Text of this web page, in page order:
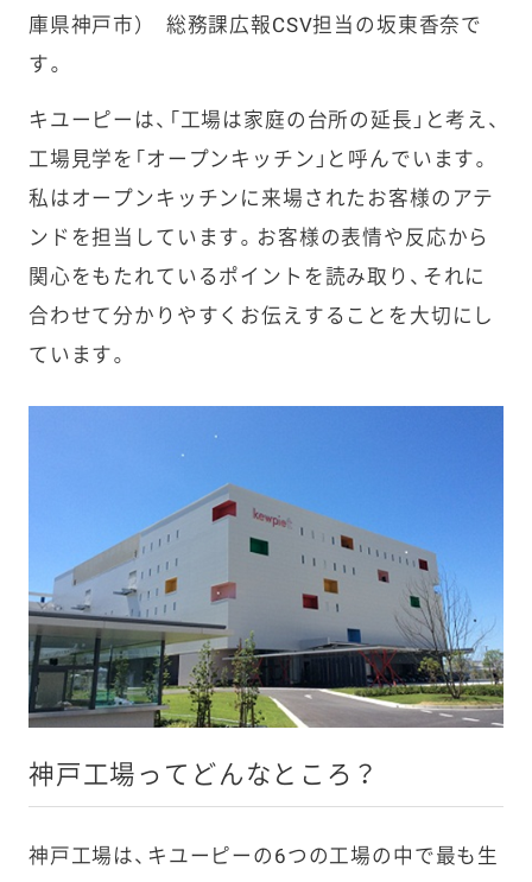
庫県神戸市） 総務課広報CSV担当の坂東香奈で
す。
キユーピーは、「工場は家庭の台所の延長」と考え、
工場見学を「オープンキッチン」と呼んでいます。
私はオープンキッチンに来場されたお客様のアテ
ンドを担当しています。お客様の表情や反応から
関心をもたれているポイントを読み取り、それに
合わせて分かりやすくお伝えすることを大切にし
ています。
神戸工場ってどんなところ？
神戸工場は、キユーピーの6つの工場の中で最も生